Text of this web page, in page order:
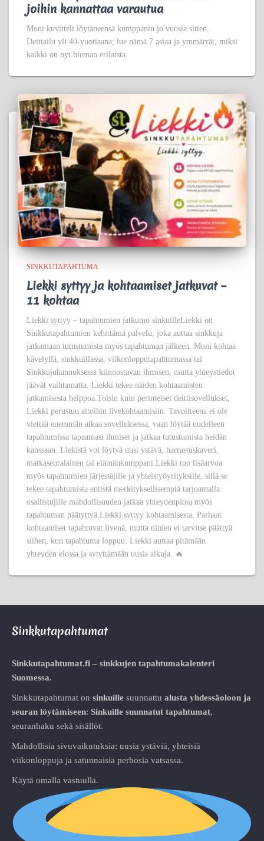
joihin kannattaa varautua
Moni kuvitteli löytäneensä kumppanin jo vuosia sitten.
Deittailu yli 40-vuotiaana; lue nämä 7 asiaa ja ymmärrät, miksi
kaikki on nyt hieman erilaista.
SINKKUTAPAHTUMA
Liekki syttyy ja kohtaamiset jatkuvat –
11 kohtaa
Liekki syttyy – tapahtumien jatkumo sinkuilleLiekki on
Sinkkutapahtumien kehittämä palvelu, joka auttaa sinkkuja
jatkamaan tutustumista myös tapahtuman jälkeen. Moni kohtaa
kävelyllä, sinkkuillassa, viikonlopputapahtumassa tai
Sinkkujuhannuksessa kiinnostavan ihmisen, mutta yhteystiedot
jäävät vaihtamatta. Liekki tekee näiden kohtaamisten
jatkamisesta helppoa.Toisin kuin perinteiset deittisovellukset,
Liekki perustuu aitoihin livekohtaamisiin. Tavoitteena ei ole
viettää enemmän aikaa sovelluksessa, vaan löytää uudelleen
tapahtumissa tapaamasi ihmiset ja jatkaa tutustumista heidän
kanssaan. Liekistä voi löytyä uusi ystävä, harrastuskaveri,
matkaseuralainen tai elämänkumppani.Liekki tuo lisäarvoa
myös tapahtumien järjestäjille ja yhteistyöyrityksille, sillä se
tekee tapahtumista entistä merkityksellisempiä tarjoamalla
osallistujille mahdollisuuden jatkaa yhteydenpitoa myös
tapahtuman päätyttyä.Liekki syttyy kohtaamisesta. Parhaat
kohtaamiset tapahtuvat livenä, mutta niiden ei tarvitse päättyä
siihen, kun tapahtuma loppuu. Liekki auttaa pitämään
yhteyden elossa ja sytyttämään uusia alkuja. 🔥
Sinkkutapahtumat
Sinkkutapahtumat.fi – sinkkujen tapahtumakalenteri
Suomessa.
Sinkkutapahtumat on sinkuille suunnattu alusta yhdessäoloon ja
seuran löytämiseen: Sinkuille suunnatut tapahtumat,
seuranhaku sekä sisällöt.
Mahdollisia sivuvaikutuksia: uusia ystäviä, yhteisiä
viikonloppuja ja satunnaisia perhosia vatsassa.
Käytä omalla vastuulla.